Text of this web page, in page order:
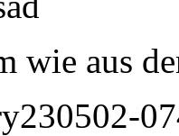
wie aus